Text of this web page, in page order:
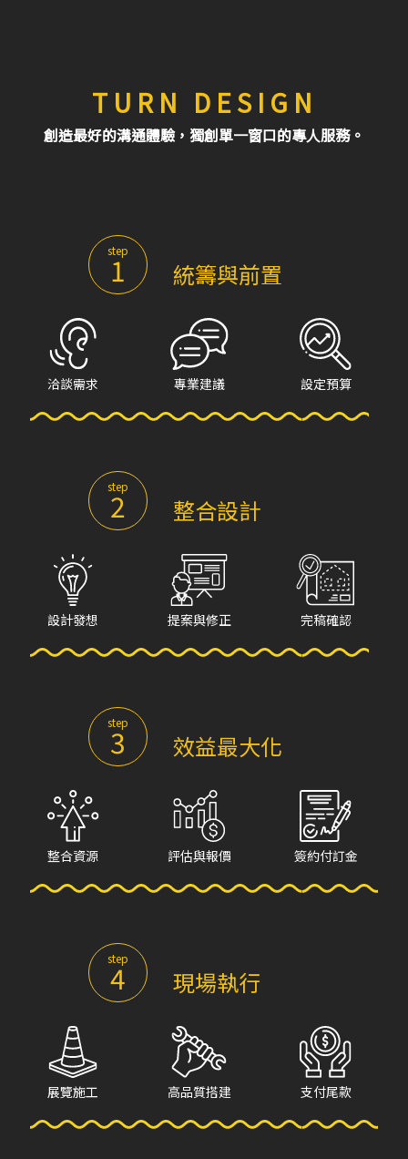
TURN DESIGN
創造最好的溝通體驗，獨創單一窗口的專人服務。
step
1 統籌與前置
洽談需求 專業建議 設定預算
step
2 整合設計
設計發想 提案與修正 完稿確認
step
3 效益最大化
整合資源 評估與報價 簽約付訂金
step
4 現場執行
展覽施工 高品質搭建 支付尾款